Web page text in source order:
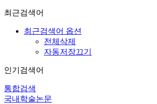
최근검색어
최근검색어 옵션
전체삭제
자동저장끄기
인기검색어
통합검색
국내학술논문